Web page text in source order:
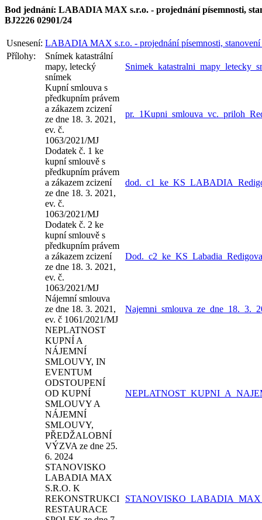
Bod jednání: LABADIA MAX s.r.o. - projednání písemnosti,
BJ2226 02901/24
Usnesení: LABADIA MAX s.r.o. - projednání písemnosti, stanovení
Přílohy:
Snímek katastrální
mapy, letecký
snímek
Kupní smlouva s
předkupním právem
a zákazem zcizení
ze dne 18. 3. 2021,
ev. č.
1063/2021/MJ
Dodatek č. 1 ke
kupní smlouvě s
předkupním právem
a zákazem zcizení
ze dne 18. 3. 2021,
ev. č.
1063/2021/MJ
Dodatek č. 2 ke
kupní smlouvě s
předkupním právem
a zákazem zcizení
ze dne 18. 3. 2021,
ev. č.
1063/2021/MJ
Nájemní smlouva
ze dne 18. 3. 2021,
ev. č 1061/2021/MJ
NEPLATNOST
KUPNÍ A
NÁJEMNÍ
SMLOUVY, IN
EVENTUM
ODSTOUPENÍ
OD KUPNÍ
SMLOUVY A
NÁJEMNÍ
SMLOUVY,
PŘEDŽALOBNÍ
VÝZVA ze dne 25.
6. 2024
STANOVISKO
LABADIA MAX
S.R.O. K
REKONSTRUKCI
RESTAURACE